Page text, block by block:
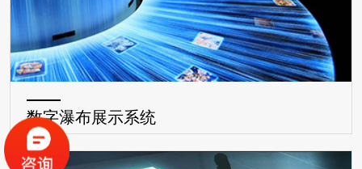
数字瀑布展示系统